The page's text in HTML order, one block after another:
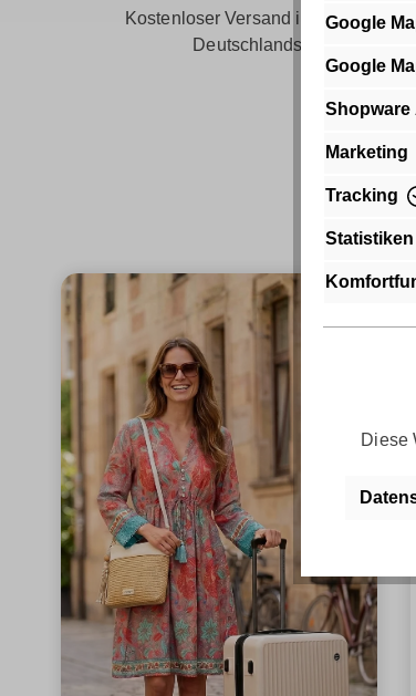
Kostenloser Versand innerhalb
Deutschlands
Google
Google
Marketing
Tracking
Statistiken
Diese